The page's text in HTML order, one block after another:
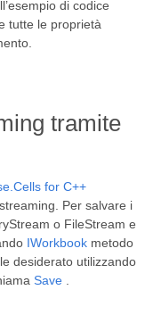
di codice
tutte le proprietà
tramite
for C++
Per salvare i
o FileStream e
IWorkbook metodo
desiderato utilizzando
Save